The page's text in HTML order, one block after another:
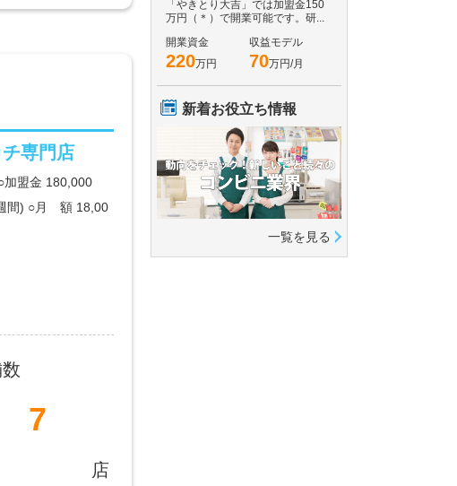
「やきとり大吉」では加盟金150
万円（＊）で開業可能です。研...
開業資金
220万円
収益モデル
70万円/月
新着お役立ち情報
一覧を見る
専門店
加盟金 180,000
間) ○月 額 18,00
7
店